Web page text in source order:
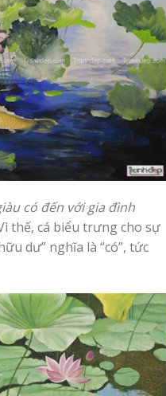
có đến với gia đình
thế, cá biểu trưng cho sự
dư” nghĩa là “có”, tức